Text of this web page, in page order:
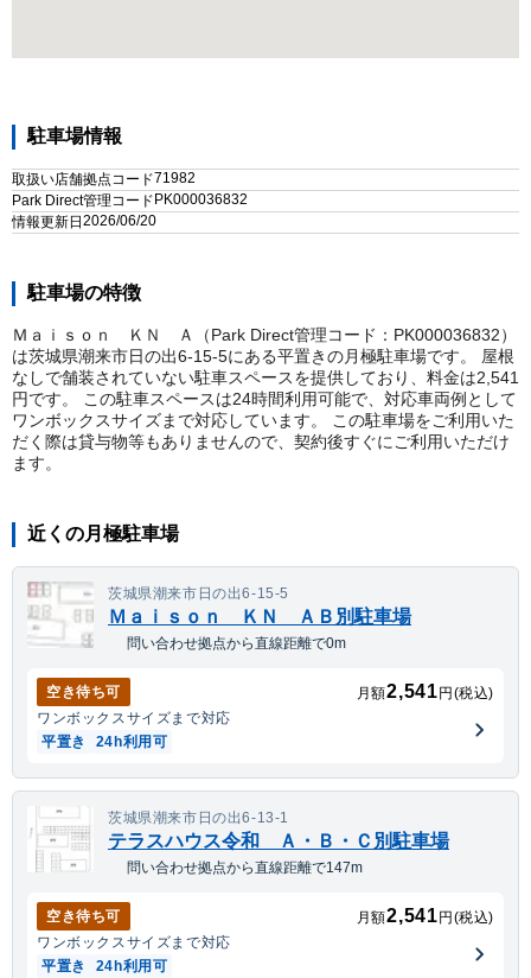
駐車場情報
取扱い店舗拠点コード71982
Park Direct管理コード PK000036832
情報更新日 2026/06/20
駐車場の特徴
Ｍａｉｓｏｎ ＫＮ Ａ（Park Direct管理コード：PK000036832）
は茨城県潮来市日の出6-15-5にある平置きの月極駐車場です。 屋根
なしで舗装されていない駐車スペースを提供しており、料金は2,541
円です。 この駐車スペースは24時間利用可能で、対応車両例として
ワンボックスサイズまで対応しています。 この駐車場をご利用いた
だく際は貸与物等もありませんので、契約後すぐにご利用いただけ
ます。
近くの月極駐車場
茨城県潮来市日の出6-15-5
Ｍａｉｓｏｎ ＫＮ ＡＢ別駐車場
問い合わせ拠点から直線距離で0m
空き待ち可 月額2,541 円(税込)
ワンボックスサイズまで対応
平置き
24h利用可
茨城県潮来市日の出6-13-1
テラスハウス令和 Ａ・Ｂ・Ｃ別駐車場
問い合わせ拠点から直線距離で147m
空き待ち可 月額2,541 円(税込)
ワンボックスサイズまで対応
平置き
24h利用可